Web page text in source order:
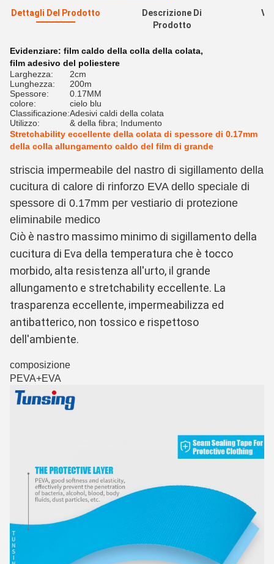
Dettagli Del Prodotto
Descrizione Di
Prodotto
Evidenziare: film caldo della colla della colata,
film adesivo del poliestere
Larghezza:
2cm
Lunghezza:
200m
Spessore:
0.17MM
colore:
cielo blu
Classificazione:Adesivi caldi della colata
Utilizzo:
& della fibra; Indumento
Stretchability eccellente della colata di spessore di 0.17mm
della colla allungamento caldo del film di grande
striscia impermeabile del nastro di sigillamento della
cucitura di calore di rinforzo EVA dello speciale di
spessore di 0.17mm per vestiario di protezione
eliminabile medico
Ciò è nastro massimo minimo di sigillamento della
cucitura di Eva della temperatura che è tocco
morbido, alta resistenza all'urto, il grande
allungamento e stretchability eccellente. La
trasparenza eccellente, impermeabilizza ed
antibatterico, non tossico e rispettoso
dell'ambiente.
composizione
PEVA+EVA